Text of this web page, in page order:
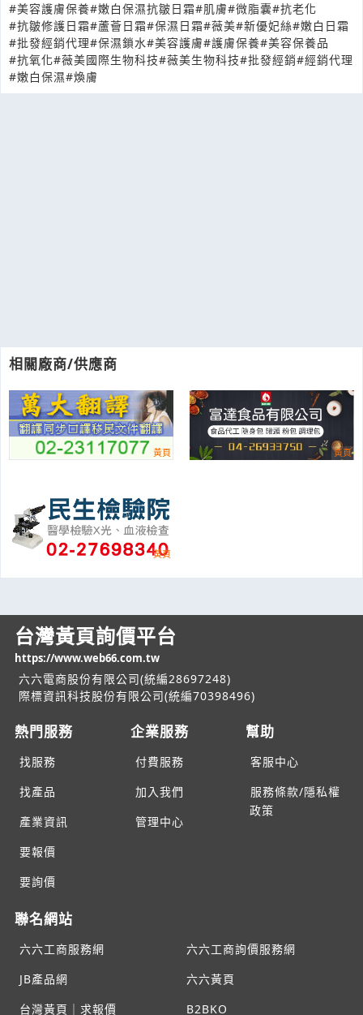
相關廠商/供應商
#美容護膚保養#嫩白保濕抗皺日霜#肌膚#微脂囊#抗老化
#抗皺修護日霜#蘆薈日霜#保濕日霜#薇美#新優妃絲#嫩白日霜
#批發經銷代理#保濕鎖水#美容護膚#護膚保養#美容保養品
#抗氧化#薇美國際生物科技#薇美生物科技#批發經銷#經銷代理
#嫩白保濕#煥膚
台灣黃頁詢價平台
https://www.web66.com.tw
六六電商股份有限公司(統編28697248)
際標資訊科技股份有限公司(統編70398496)
熱門服務
找服務
找產品
產業資訊
要報價
要詢價
企業服務
付費服務
加入我們
管理中心
幫助
客服中心
服務條款/隱私權
政策
聯名網站
六六工商服務網
六六工商詢價服務網
JB產品網
六六黃頁
台灣黃頁｜求報價
B2BKO